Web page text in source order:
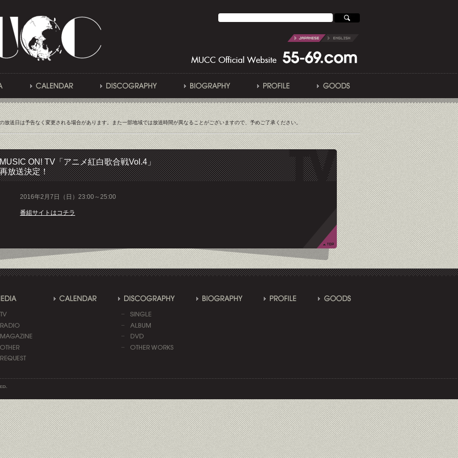
放送日は予告なく変更される場合があります。また一部地域では放送時間が異なることがございますので、予めご了承ください。
MUSIC ON! TV「アニメ紅白歌合戦Vol.4」
再放送決定！
2016年2月7日（日）23:00～25:00
番組サイトはコチラ